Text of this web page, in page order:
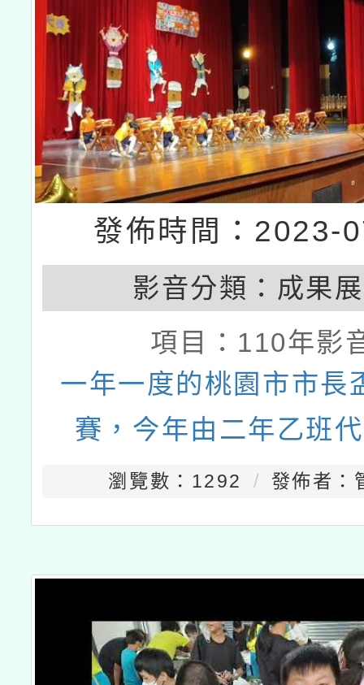
發佈時間：2023-
影音分類： 成果
項目： 110年影
一年一度的桃園市市長
賽，今年由二年乙班
瀏覽數：1292 發佈者：